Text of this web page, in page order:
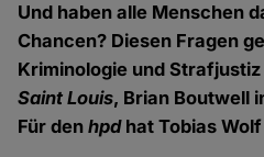
Und haben alle Menschen
Chancen? Diesen Fragen
Kriminologie und
Saint Louis, Brian Boutwell
Für denhpdhat Tobias